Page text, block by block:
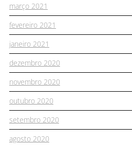
março 2021
fevereiro 2021
janeiro 2021
dezembro 2020
novembro 2020
outubro 2020
setembro 2020
agosto 2020